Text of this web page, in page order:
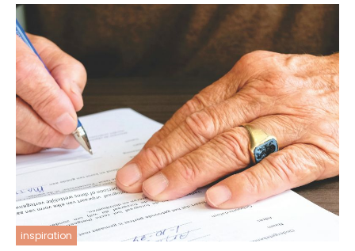
inspiration